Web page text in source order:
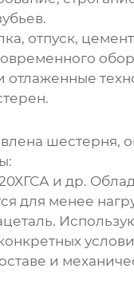
отпуск,
.
шестерня,
и др.
для менее
и